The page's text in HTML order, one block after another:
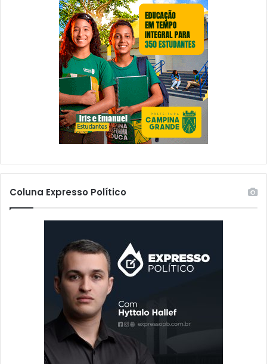
Coluna Expresso Político